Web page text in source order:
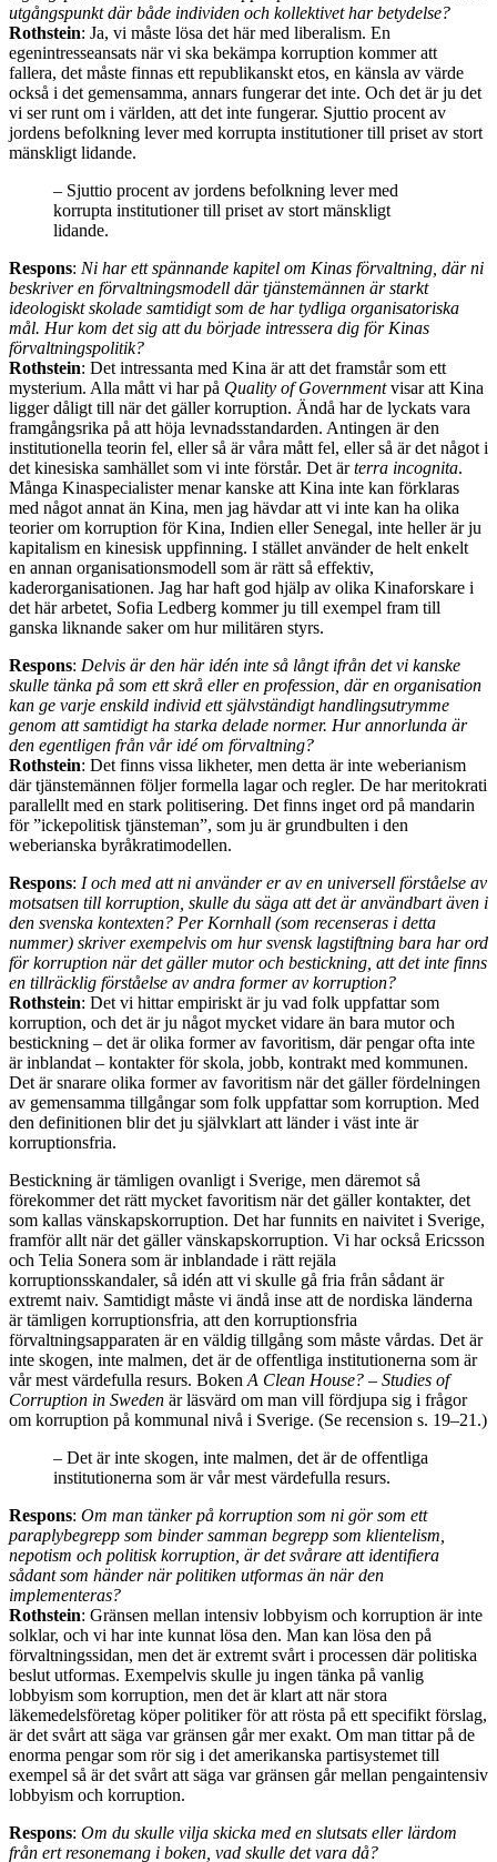
utgångspunkt där både individen och kollektivet har betydelse?
Rothstein: Ja, vi måste lösa det här med liberalism. En
egenintresseansats när vi ska bekämpa korruption kommer att
fallera, det måste finnas ett republikanskt etos, en känsla av värde
också i det gemensamma, annars fungerar det inte. Och det är ju det
vi ser runt om i världen, att det inte fungerar. Sjuttio procent av
jordens befolkning lever med korrupta institutioner till priset av stort
mänskligt lidande.
– Sjuttio procent av jordens befolkning lever med
korrupta institutioner till priset av stort mänskligt
lidande.
Respons: Ni har ett spännande kapitel om Kinas förvaltning, där ni
beskriver en förvaltningsmodell där tjänstemännen är starkt
ideologiskt skolade samtidigt som de har tydliga organisatoriska
mål. Hur kom det sig att du började intressera dig för Kinas
förvaltningspolitik?
Rothstein: Det intressanta med Kina är att det framstår som ett
mysterium. Alla mått vi har på Quality of Governmentvisar att Kina
ligger dåligt till när det gäller korruption. Ändå har de lyckats vara
framgångsrika på att höja levnadsstandarden. Antingen är den
institutionella teorin fel, eller så är våra mått fel, eller så är det något i
det kinesiska samhället som vi inte förstår. Det ärterra incognita.
Många Kinaspecialister menar kanske att Kina inte kan förklaras
med något annat än Kina, men jag hävdar att vi inte kan ha olika
teorier om korruption för Kina, Indien eller Senegal, inte heller är ju
kapitalism en kinesisk uppfinning. I stället använder de helt enkelt
en annan organisationsmodell som är rätt så effektiv,
kaderorganisationen. Jag har haft god hjälp av olika Kinaforskare i
det här arbetet, Sofia Ledberg kommer ju till exempel fram till
ganska liknande saker om hur militären styrs.
Respons: Delvis är den här idén inte så långt ifrån det vi kanske
skulle tänka på som ett skrå eller en profession, där en organisation
kan ge varje enskild individ ett självständigt handlingsutrymme
genom att samtidigt ha starka delade normer. Hur annorlunda är
den egentligen från vår idé om förvaltning?
Rothstein: Det finns vissa likheter, men detta är inte weberianism
där tjänstemännen följer formella lagar och regler. De har meritokrati
parallellt med en stark politisering. Det finns inget ord på mandarin
för ”ickepolitisk tjänsteman”, som ju är grundbulten i den
weberianska byråkratimodellen.
Respons: I och med att ni använder er av en universell förståelse av
motsatsen till korruption, skulle du säga att det är användbart även i
den svenska kontexten? Per Kornhall (som recenseras i detta
nummer) skriver exempelvis om hur svensk lagstiftning bara har ord
för korruption när det gäller mutor och bestickning, att det inte finns
en tillräcklig förståelse av andra former av korruption?
Rothstein: Det vi hittar empiriskt är ju vad folk uppfattar som
korruption, och det är ju något mycket vidare än bara mutor och
bestickning – det är olika former av favoritism, där pengar ofta inte
är inblandat – kontakter för skola, jobb, kontrakt med kommunen.
Det är snarare olika former av favoritism när det gäller fördelningen
av gemensamma tillgångar som folk uppfattar som korruption. Med
den definitionen blir det ju självklart att länder i väst inte är
korruptionsfria.
Bestickning är tämligen ovanligt i Sverige, men däremot så
förekommer det rätt mycket favoritism när det gäller kontakter, det
som kallas vänskapskorruption. Det har funnits en naivitet i Sverige,
framför allt när det gäller vänskapskorruption. Vi har också Ericsson
och Telia Sonera som är inblandade i rätt rejäla
korruptionsskandaler, så idén att vi skulle gå fria från sådant är
extremt naiv. Samtidigt måste vi ändå inse att de nordiska länderna
är tämligen korruptionsfria, att den korruptionsfria
förvaltningsapparaten är en väldig tillgång som måste vårdas. Det är
inte skogen, inte malmen, det är de offentliga institutionerna som är
vår mest värdefulla resurs. BokenA Clean House? – Studies of
Corruption in Sweden är läsvärd om man vill fördjupa sig i frågor
om korruption på kommunal nivå i Sverige. (Se recension s. 19–21.)
– Det är inte skogen, inte malmen, det är de offentliga
institutionerna som är vår mest värdefulla resurs.
Respons: Om man tänker på korruption som ni gör som ett
paraplybegrepp som binder samman begrepp som klientelism,
nepotism och politisk korruption, är det svårare att identifiera
sådant som händer när politiken utformas än när den
implementeras?
Rothstein: Gränsen mellan intensiv lobbyism och korruption är inte
solklar, och vi har inte kunnat lösa den. Man kan lösa den på
förvaltningssidan, men det är extremt svårt i processen där politiska
beslut utformas. Exempelvis skulle ju ingen tänka på vanlig
lobbyism som korruption, men det är klart att när stora
läkemedelsföretag köper politiker för att rösta på ett specifikt förslag,
är det svårt att säga var gränsen går mer exakt. Om man tittar på de
enorma pengar som rör sig i det amerikanska partisystemet till
exempel så är det svårt att säga var gränsen går mellan pengaintensiv
lobbyism och korruption.
Respons: Om du skulle vilja skicka med en slutsats eller lärdom
från ert resonemang i boken, vad skulle det vara då?